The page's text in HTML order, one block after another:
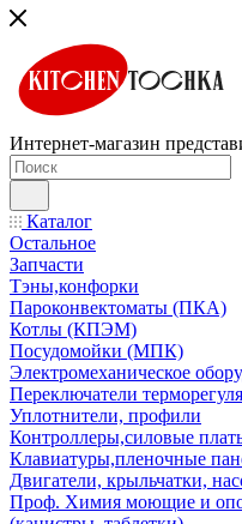
Интернет-магазин
Каталог
Остальное
Запчасти
Тэны,конфорки
Пароконвектоматы (ПКА)
Котлы (КПЭМ)
Посудомойки (МПК)
Электромеханическое
Переключатели
Уплотнители, профили
Контроллеры,силовые
Клавиатуры,пленочные
Двигатели, крыльчатки,
Проф. Химия моющие и